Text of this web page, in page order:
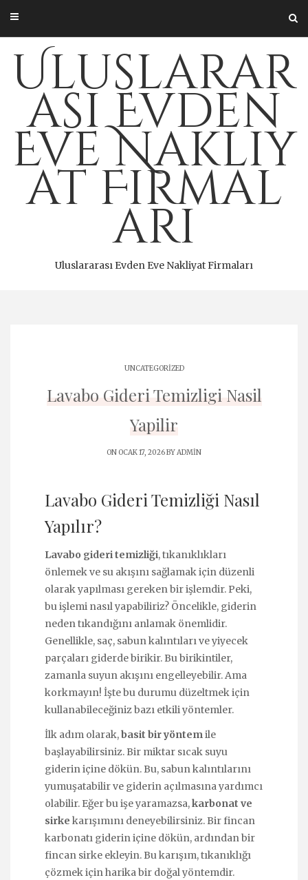
content
Uluslarar
ası Evden
Eve Nakliy
at Firmal
arı
Uluslararası Evden Eve Nakliyat Firmaları
UNCATEGORIZED
Lavabo Gideri Temizligi Nasil
Yapilir
ON OCAK 17, 2026 BYADMIN
Lavabo Gideri Temizliği Nasıl
Yapılır?
Lavabo gideri temizliği, tıkanıklıkları
önlemek ve su akışını sağlamak için düzenli
olarak yapılması gereken bir işlemdir. Peki,
bu işlemi nasıl yapabiliriz? Öncelikle, giderin
neden tıkandığını anlamak önemlidir.
Genellikle, saç, sabun kalıntıları ve yiyecek
parçaları giderde birikir. Bu birikintiler,
zamanla suyun akışını engelleyebilir. Ama
korkmayın! İşte bu durumu düzeltmek için
kullanabileceğiniz bazı etkili yöntemler.
İlk adım olarak,basit bir yöntemile
başlayabilirsiniz. Bir miktar sıcak suyu
giderin içine dökün. Bu, sabun kalıntılarını
yumuşatabilir ve giderin açılmasına yardımcı
olabilir. Eğer bu işe yaramazsa,karbonat ve
sirke karışımını deneyebilirsiniz. Bir fincan
karbonatı giderin içine dökün, ardından bir
fincan sirke ekleyin. Bu karışım, tıkanıklığı
çözmek için harika bir doğal yöntemdir.